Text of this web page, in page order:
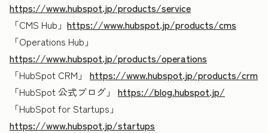
https://www.hubspot.jp/products/service
「CMS Hub」 https://www.hubspot.jp/products/cms
「Operations Hub」
https://www.hubspot.jp/products/operations
「HubSpot CRM」 https://www.hubspot.jp/products/crm
「HubSpot 公式ブログ」 https://blog.hubspot.jp/
「HubSpot for Startups」
https://www.hubspot.jp/startups